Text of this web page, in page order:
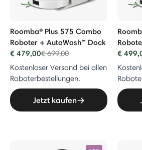
Roomba® Plus 575 Combo
Roboter + AutoWash™ Dock
€ 479,00Price reduced from
€ 699,00to
Kostenloser Versand bei allen
Roboterbestellungen.
Jetzt kaufen
€